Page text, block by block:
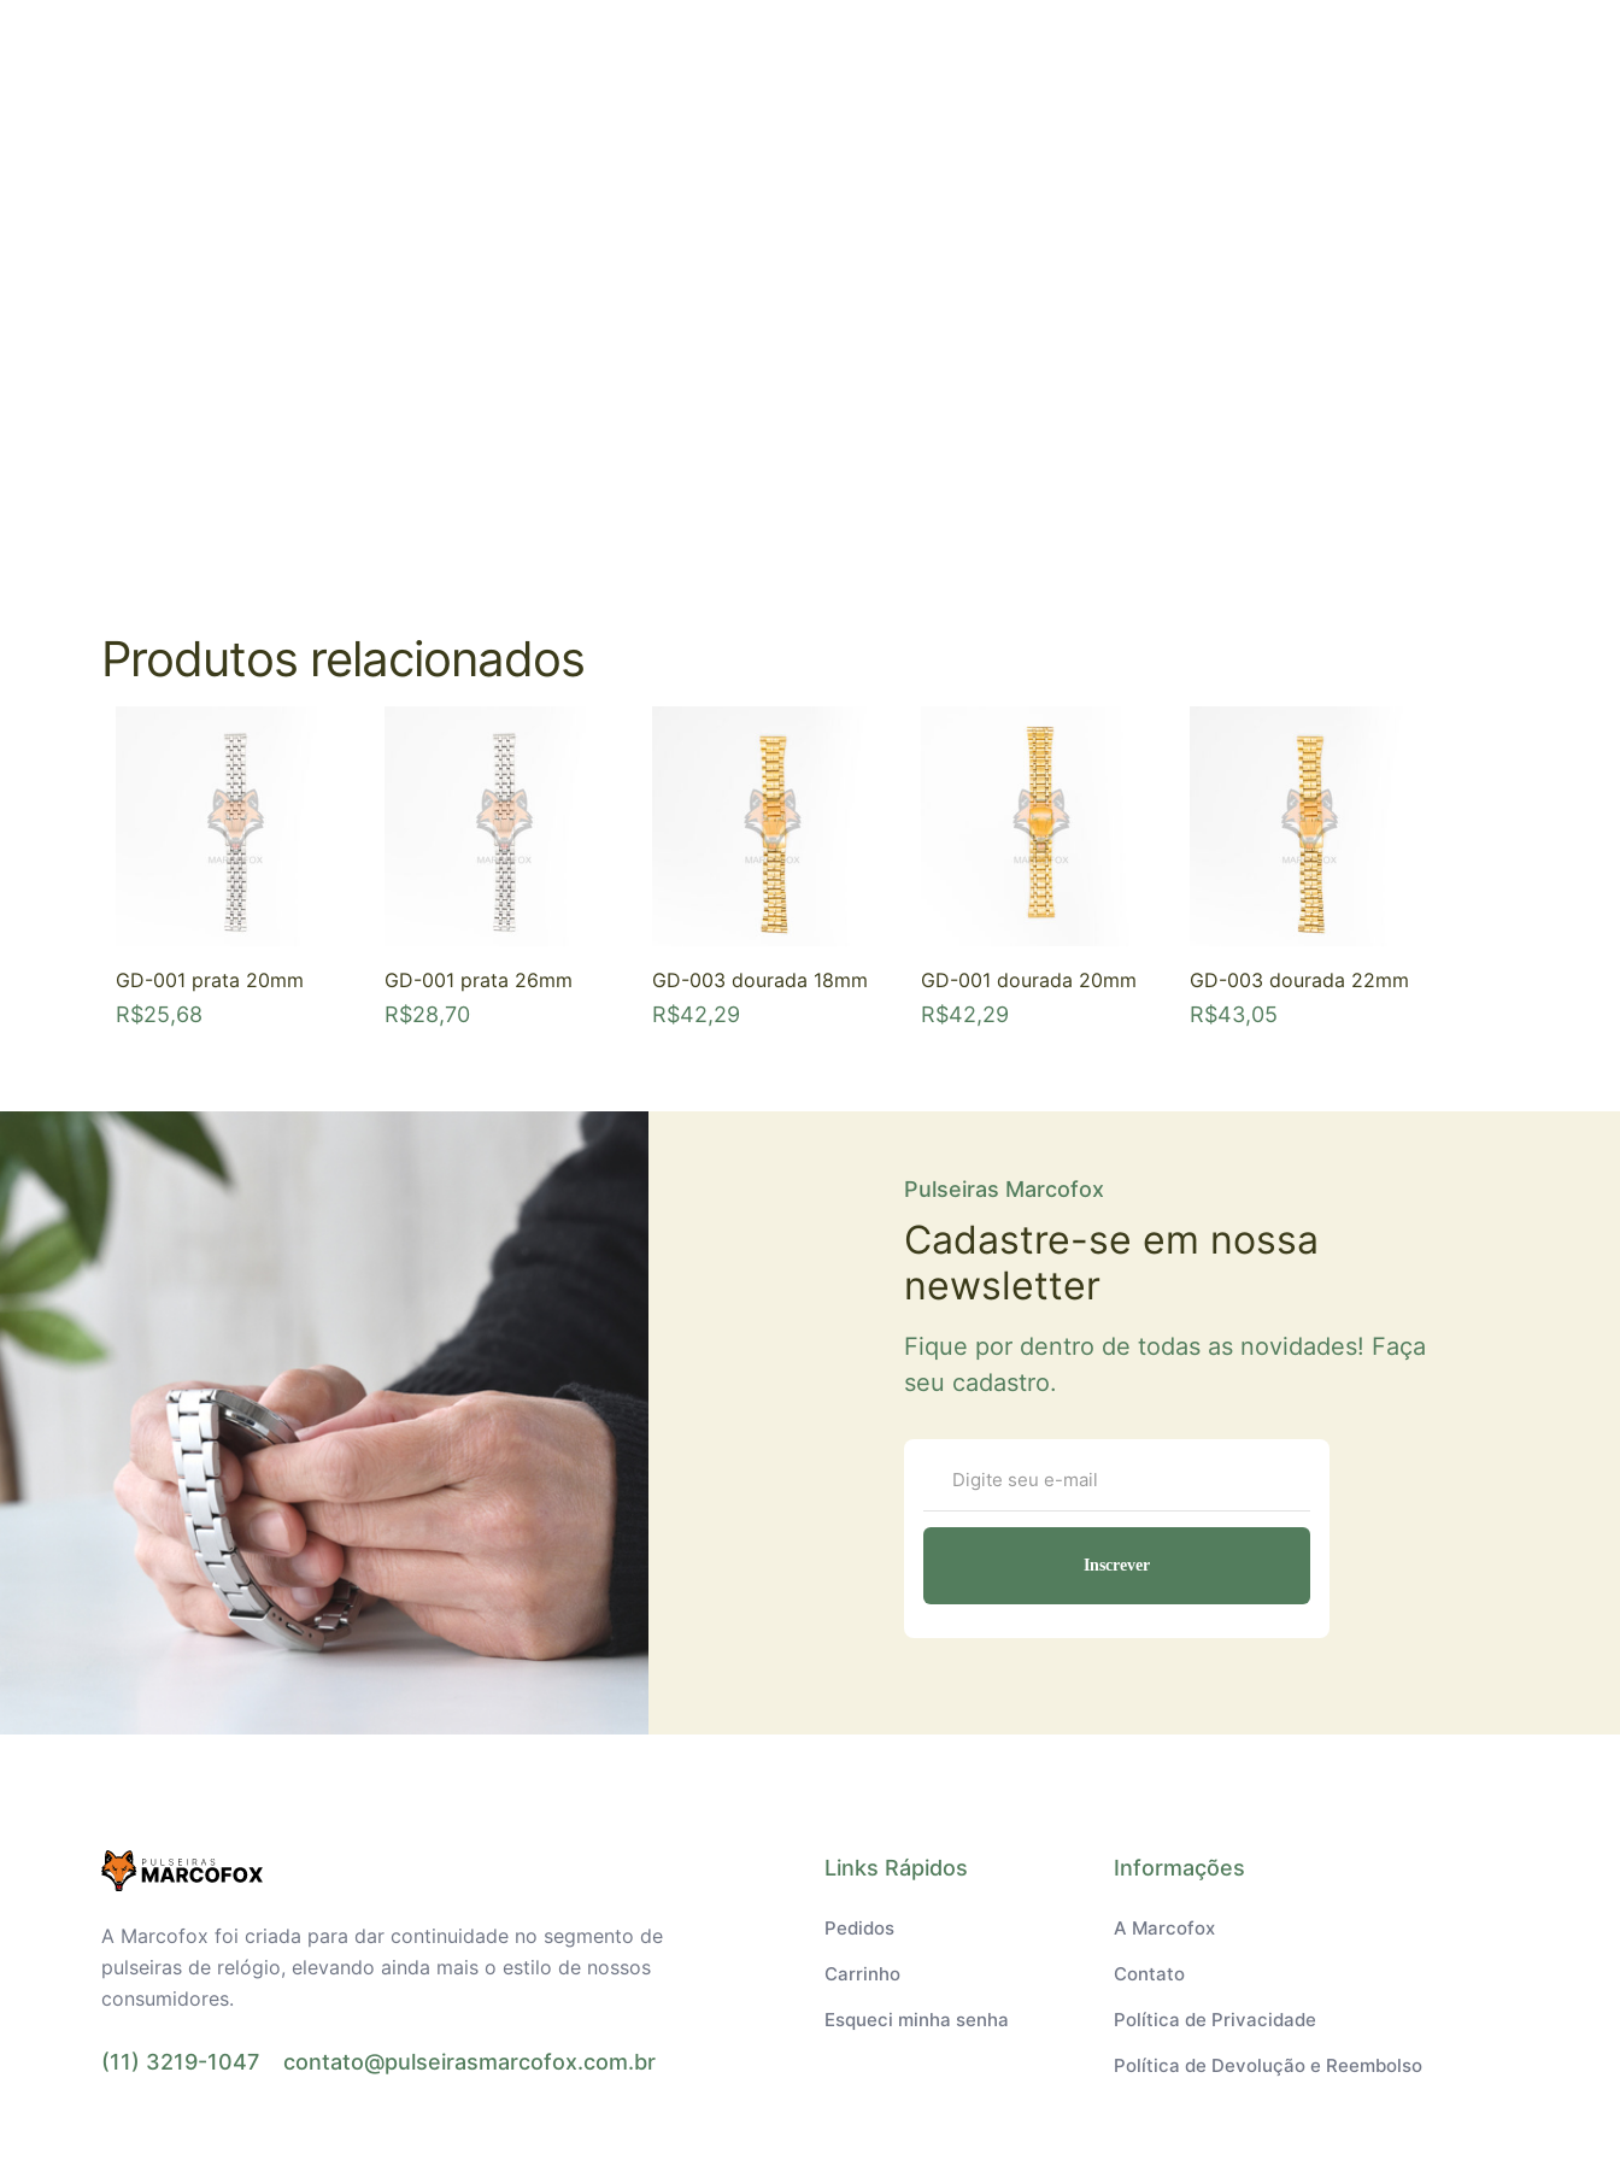
Produtos relacionados
GD-001 prata 20mm
R$25,68
GD-001 prata 26mm
R$28,70
GD-003 dourada 18mm
R$42,29
GD-001 dourada 20mm
R$42,29
GD-003 dourada 22mm
R$43,05
Pulseiras Marcofox
Cadastre-se em nossa
newsletter
Fique por dentro de todas as novidades! Faça
seu cadastro.
A Marcofox foi criada para dar continuidade no segmento de
pulseiras de relógio, elevando ainda mais o estilo de nossos
consumidores.
(11) 3219-1047 contato@pulseirasmarcofox.com.br
Links Rápidos
Pedidos
Carrinho
Esqueci minha senha
Informações
A Marcofox
Contato
Política de Privacidade
Política de Devolução e Reembolso